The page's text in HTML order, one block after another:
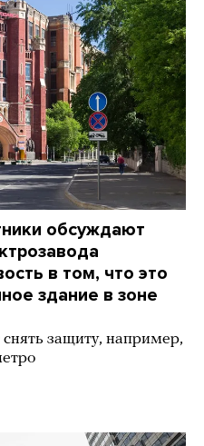
обсуждают
в том, что это
здание в зоне
защиту, например,